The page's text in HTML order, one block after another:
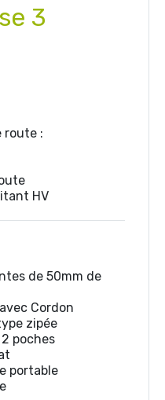
3
route :
HV
de 50mm de
Cordon
zipée
poches
portable